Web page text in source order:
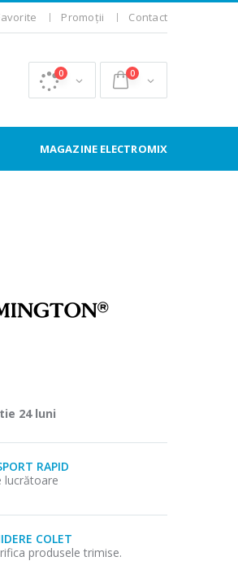
Promoții Contact
0 0
MAGAZINE ELECTROMIX
24 luni
RAPID
lucrătoare
COLET
produsele trimise.